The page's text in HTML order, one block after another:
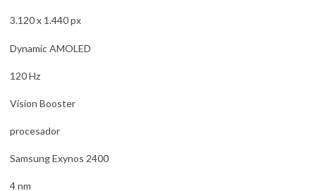
3.120 x 1.440 px
Dynamic AMOLED
120 Hz
Vision Booster
procesador
Samsung Exynos 2400
4 nm